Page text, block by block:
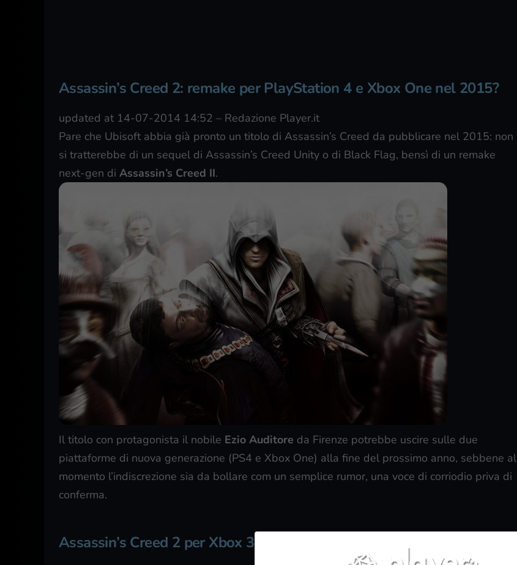
Assassin’s Creed 2: remake per PlayStation 4 e Xbox One nel 2015?
updated at 14-07-2014 14:52 – Redazione Player.it
Pare che Ubisoft abbia già pronto un titolo di Assassin’s Creed da pubblicare nel 2015: non
si tratterebbe di un sequel di Assassin’s Creed Unity o di Black Flag, bensì di un remake
next-gen di Assassin’s Creed II.
Il titolo con protagonista il nobile Ezio Auditore da Firenze potrebbe uscire sulle due
piattaforme di nuova generazione (PS4 e Xbox One) alla fine del prossimo anno, sebbene al
momento l’indiscrezione sia da bollare com un semplice rumor, una voce di corriodio priva di
conferma.
Assassin’s Creed 2 per Xbox 360 gratis su Xbox LIVE